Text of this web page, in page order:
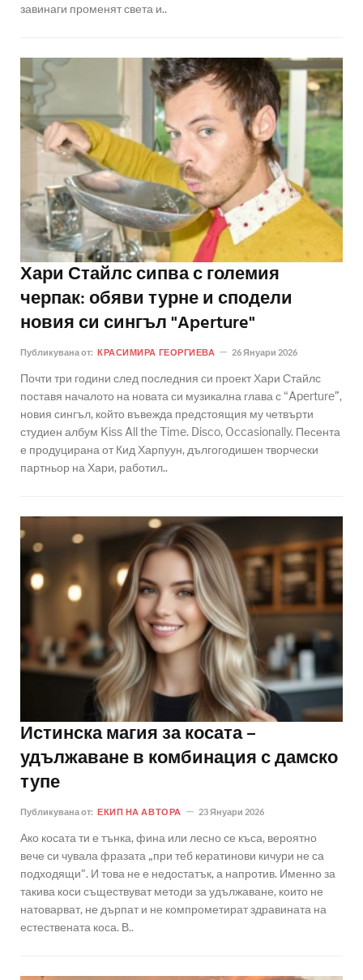
завинаги променят света и..
Хари Стайлс сипва с големия
черпак: обяви турне и сподели
новия си сингъл "Aperture"
Публикувана от: КРАСИМИРА ГЕОРГИЕВА 26 Януари 2026
Почти три години след последния си проект Хари Стайлс
поставя началото на новата си музикална глава с “Aperture”,
новия сингъл, който въвежда предстоящия му четвърти
студиен албум Kiss All the Time. Disco, Occasionally. Песента
е продуцирана от Кид Харпуун, дългогодишен творчески
партньор на Хари, работил..
Истинска магия за косата –
удължаване в комбинация с дамско
тупе
Публикувана от: ЕКИП НА АВТОРА 23 Януари 2026
Ако косата ти е тънка, фина или лесно се къса, вероятно
вече си чувала фразата „при теб кератинови кичури не са
подходящи“. И това не е недостатък, а напротив. Именно за
такива коси съществуват методи за удължаване, които не
натоварват, не дърпат и не компрометират здравината на
естествената коса. В..